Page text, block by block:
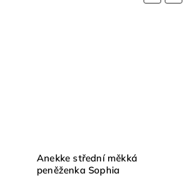
Anekke střední měkká
peněženka Sophia